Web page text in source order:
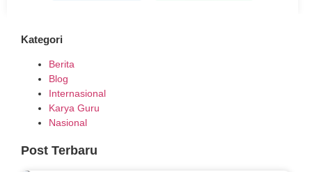
Kategori
Berita
Blog
Internasional
Karya Guru
Nasional
Post Terbaru